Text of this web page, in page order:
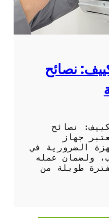
نصائح
نصائح
جهاز
الضرورية في
ولضمان عمله
طويلة من